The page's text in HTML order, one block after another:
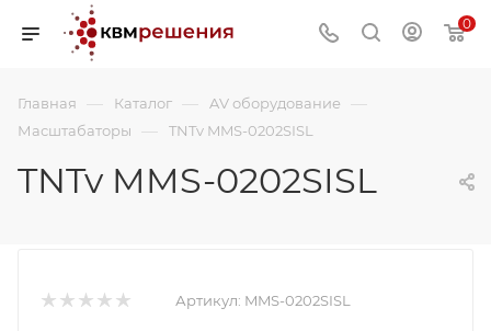
0
Главная — Каталог — AV оборудование —
Масштабаторы — TNTv MMS-0202SISL
TNTv MMS-0202SISL
Артикул: MMS-0202SISL